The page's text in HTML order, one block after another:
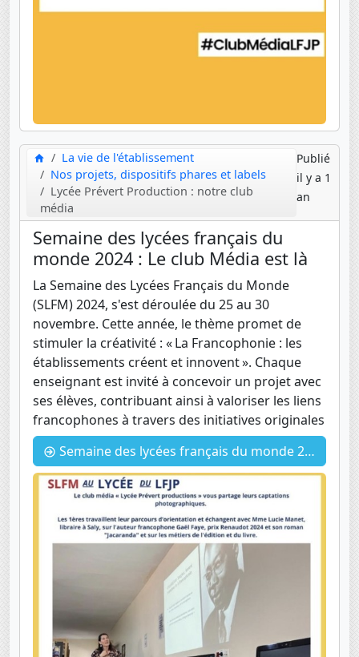
La vie de l'établissement
Nos projets, dispositifs phares et labels
Lycée Prévert Production : notre club
média
Publié
il y a 1
an
Semaine des lycées français du
monde 2024 : Le club Média est là
La Semaine des Lycées Français du Monde
(SLFM) 2024, s'est déroulée du 25 au 30
novembre. Cette année, le thème promet de
stimuler la créativité : « La Francophonie : les
établissements créent et innovent ». Chaque
enseignant est invité à concevoir un projet avec
ses élèves, contribuant ainsi à valoriser les liens
francophones à travers des initiatives originales
Semaine des lycées français du monde 2024 : Le club Média est là